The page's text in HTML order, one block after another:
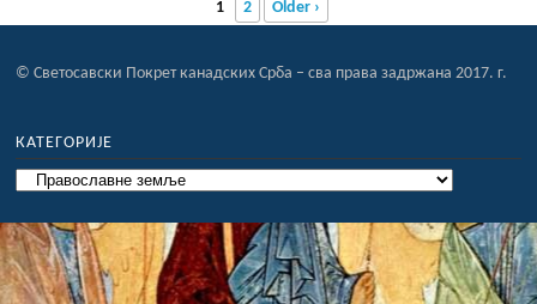
1 2 Older ›
© Светосавски Покрет канадских Срба – сва права задржана 2017. г.
КАТЕГОРИЈЕ
Категорије